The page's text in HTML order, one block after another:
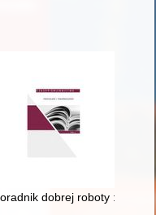
dobrej roboty :